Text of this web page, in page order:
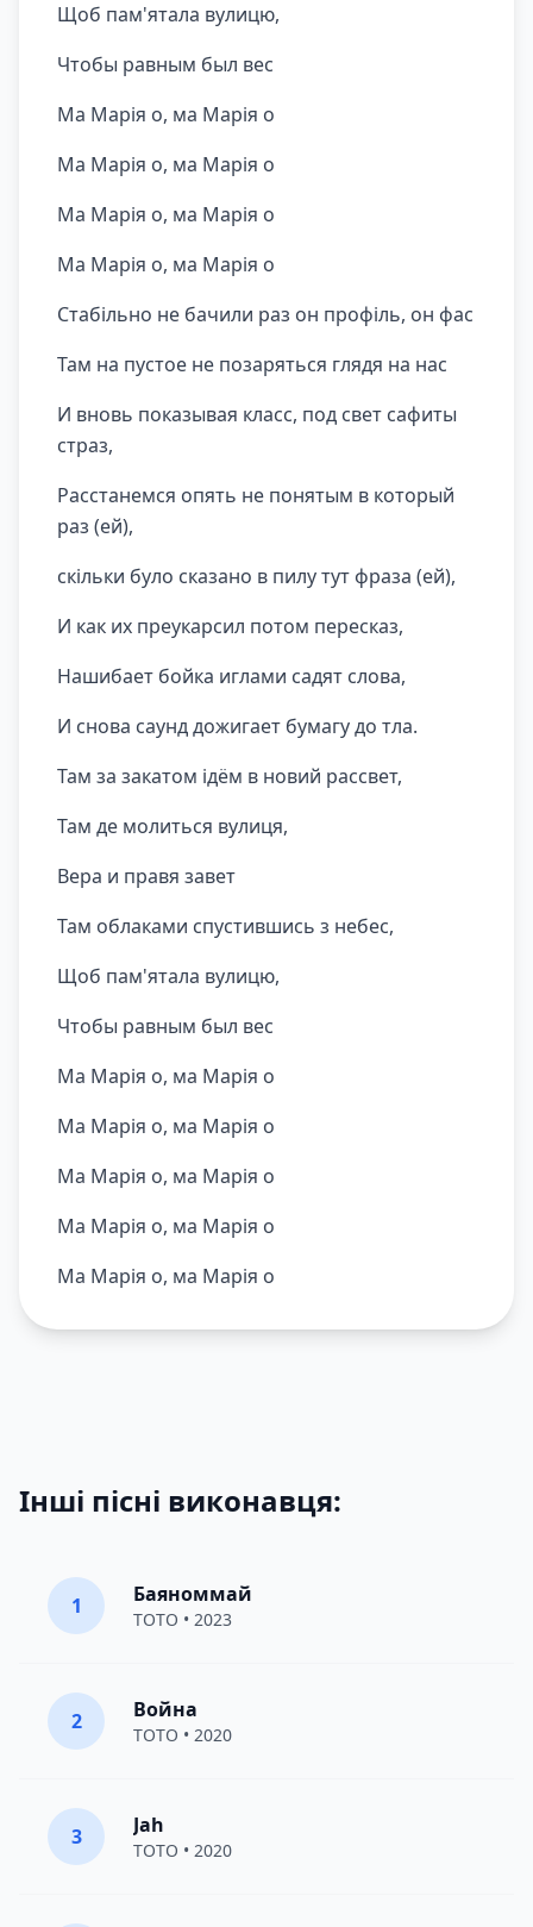
Щоб пам'ятала вулицю,
Чтобы равным был вес
Ма Марія о, ма Марія о
Ма Марія о, ма Марія о
Ма Марія о, ма Марія о
Ма Марія о, ма Марія о
Стабільно не бачили раз он профіль, он фас
Там на пустое не позаряться глядя на нас
И вновь показывая класс, под свет сафиты
страз,
Расстанемся опять не понятым в который
раз (ей),
скільки було сказано в пилу тут фраза (ей),
И как их преукарсил потом пересказ,
Нашибает бойка иглами садят слова,
И снова саунд дожигает бумагу до тла.
Там за закатом ідём в новий рассвет,
Там де молиться вулиця,
Вера и правя завет
Там облаками спустившись з небес,
Щоб пам'ятала вулицю,
Чтобы равным был вес
Ма Марія о, ма Марія о
Ма Марія о, ма Марія о
Ма Марія о, ма Марія о
Ма Марія о, ма Марія о
Ма Марія о, ма Марія о
Інші пісні виконавця:
1 Баяноммай
TOTO • 2023
2 Война
TOTO • 2020
3 Jah
TOTO • 2020